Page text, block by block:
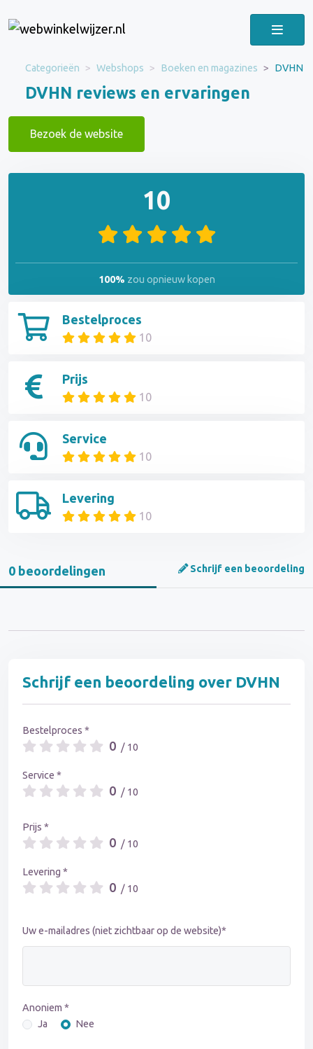
Categorieën Webshops Boeken en magazines DVHN
DVHN reviews en ervaringen
Bezoek de website
Bestelproces
10
Prijs
10
Service
10
Levering
10
10
100% zou opnieuw kopen
0 beoordelingen Schrijf een beoordeling
Schrijf een beoordeling over DVHN
Bestelproces *
0 / 10
Service *
0 / 10
Prijs *
0 / 10
Levering *
0 / 10
Uw e-mailadres (niet zichtbaar op de website)*
Anoniem *
Ja
Nee